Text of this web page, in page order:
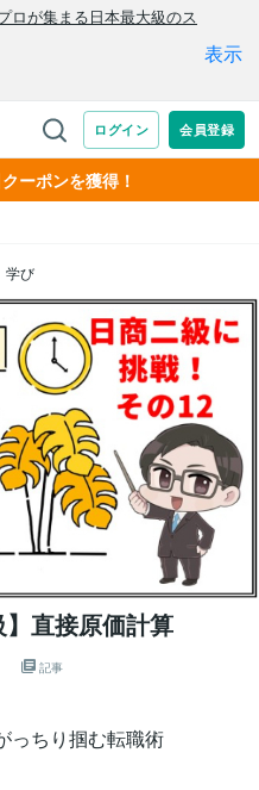
ーポンを獲得！
学び
】直接原価計算
記事
っちり掴む転職術